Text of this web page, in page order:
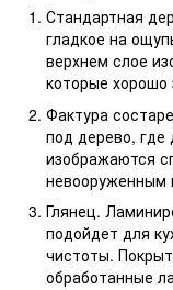
Стандартная
гладкое на
верхнем слое
которые хорошо
Фактура
под дерево, где
изображаются
невооруженным
Глянец.
подойдет для
чистоты.
обработанные